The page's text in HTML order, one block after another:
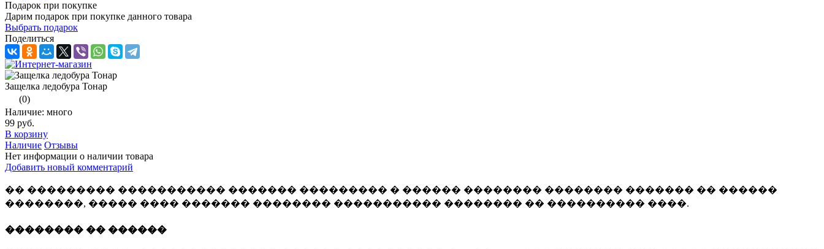
Подарок при покупке
Дарим подарок при покупке данного товара
Выбрать подарок
Поделиться
Защелка ледобура Тонар
(0)
Наличие: много
99 руб.
В корзину
Наличие Отзывы
Нет информации о наличии товара
Добавить новый комментарий
�� ��������� ����������� ������� ��������� � ������ �������� �������� ������� �� ������
��������, ����� ���� ������� �������� ����������� �������� �� ���������� ����.
�������� �� ������